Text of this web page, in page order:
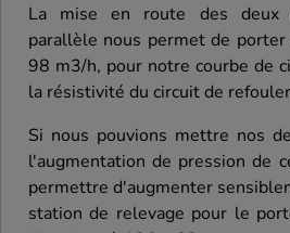
La mise en route des deux
parallèle nous permet de
98 m3/h, pour notre courbe de
la résistivité du circuit de
Si nous pouvions mettre nos
l'augmentation de pression de
permettre d'augmenter
station de relevage pour le